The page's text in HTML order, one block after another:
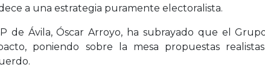
a una estrategia puramente electoralista.
de Ávila, Óscar Arroyo, ha subrayado que el
poniendo sobre la mesa propuestas